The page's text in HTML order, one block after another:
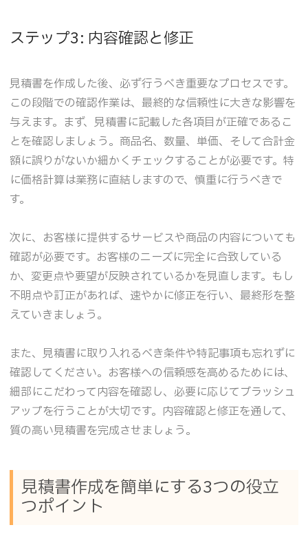
ステップ3: 内容確認と修正
見積書を作成した後、必ず行うべき重要なプロセスです。
この段階での確認作業は、最終的な信頼性に大きな影響を
与えます。まず、見積書に記載した各項目が正確であるこ
とを確認しましょう。商品名、数量、単価、そして合計金
額に誤りがないか細かくチェックすることが必要です。特
に価格計算は業務に直結しますので、慎重に行うべきで
す。
次に、お客様に提供するサービスや商品の内容についても
確認が必要です。お客様のニーズに完全に合致している
か、変更点や要望が反映されているかを見直します。もし
不明点や訂正があれば、速やかに修正を行い、最終形を整
えていきましょう。
また、見積書に取り入れるべき条件や特記事項も忘れずに
確認してください。お客様への信頼感を高めるためには、
細部にこだわって内容を確認し、必要に応じてブラッシュ
アップを行うことが大切です。内容確認と修正を通して、
質の高い見積書を完成させましょう。
見積書作成を簡単にする3つの役立
つポイント